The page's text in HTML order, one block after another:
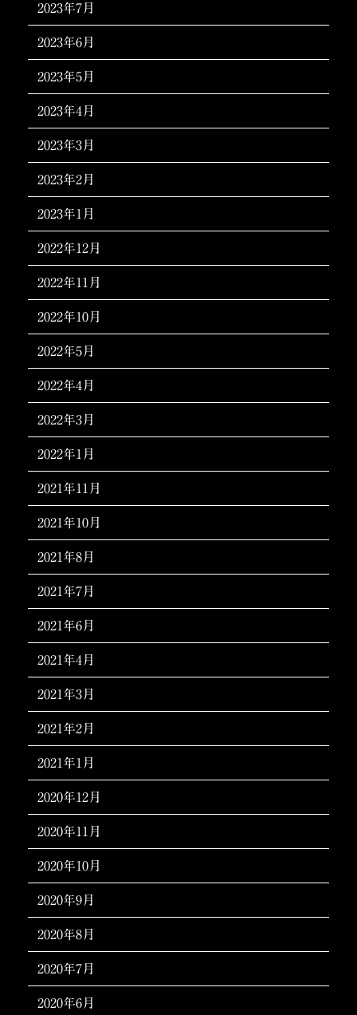
2023年7月
2023年6月
2023年5月
2023年4月
2023年3月
2023年2月
2023年1月
2022年12月
2022年11月
2022年10月
2022年5月
2022年4月
2022年3月
2022年1月
2021年11月
2021年10月
2021年8月
2021年7月
2021年6月
2021年4月
2021年3月
2021年2月
2021年1月
2020年12月
2020年11月
2020年10月
2020年9月
2020年8月
2020年7月
2020年6月